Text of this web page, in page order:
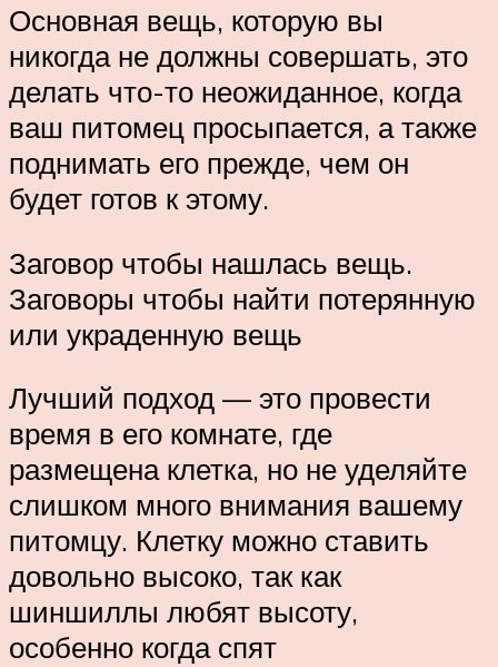
Основная вещь, которую вы
никогда не должны совершать, это
делать что-то неожиданное, когда
ваш питомец просыпается, а также
поднимать его прежде, чем он
будет готов к этому.
Заговор чтобы нашлась вещь.
Заговоры чтобы найти потерянную
или украденную вещь
Лучший подход — это провести
время в его комнате, где
размещена клетка, но не уделяйте
слишком много внимания вашему
питомцу. Клетку можно ставить
довольно высоко, так как
шиншиллы любят высоту,
особенно когда спят